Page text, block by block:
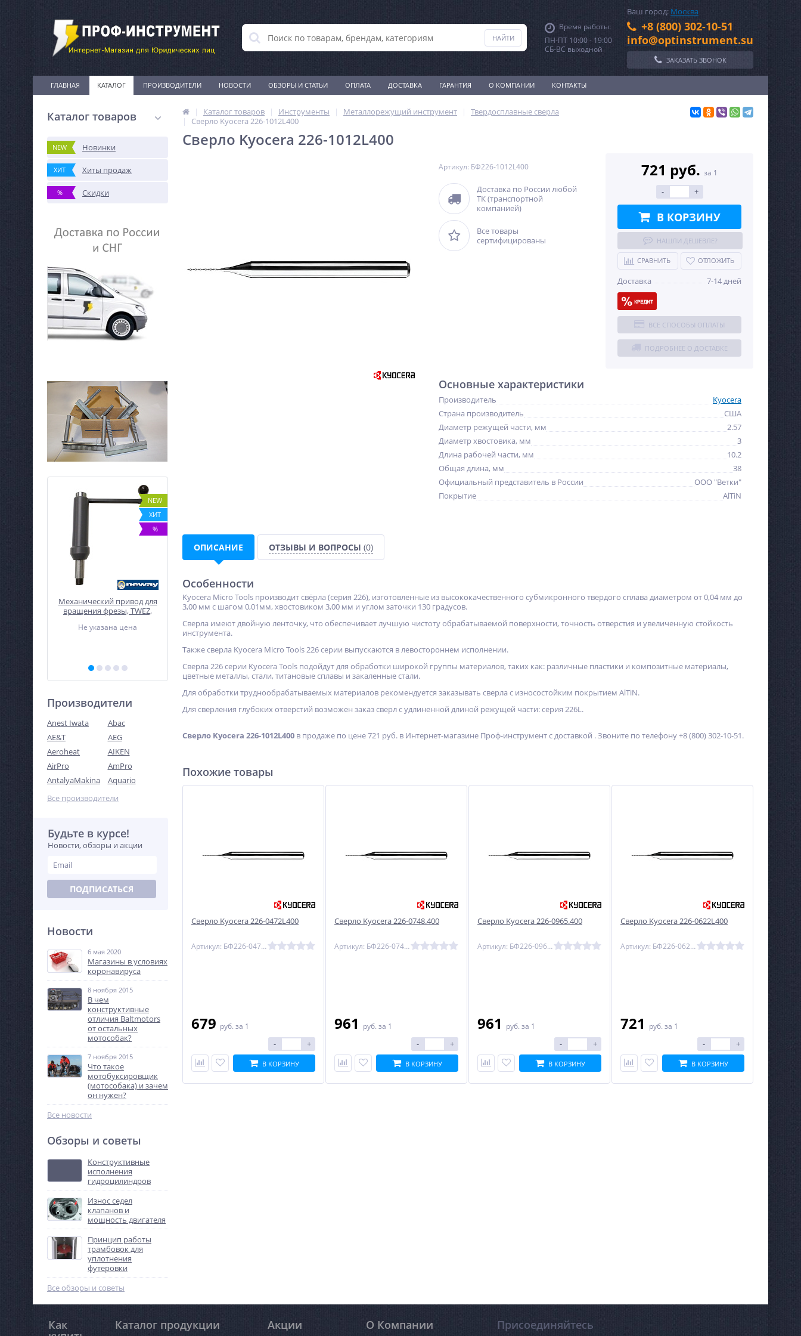
Время работы:
ПН-ПТ 10:00 - 19:00
СБ-ВС выходной
Ваш город: Москва
+8 (800) 302-10-51
info@optinstrument.su
ЗАКАЗАТЬ ЗВОНОК
ГЛАВНАЯ КАТАЛОГ ПРОИЗВОДИТЕЛИ НОВОСТИ ОБЗОРЫ И СТАТЬИ ОПЛАТА ДОСТАВКА ГАРАНТИЯ О КОМПАНИИ КОНТАКТЫ
Каталог товаров
NEW Новинки
ХИТ Хиты продаж
% Скидки
NEW
ХИТ
%
Механический привод для
вращения фрезы, TWEZ,
Не указана цена
Сварочный инвертор
Linkor ВД–170И
15 382
Фреза Neway CU129 - 15°
Не указана цена
NEW
Пистолет для вязки
арматуры NRT-40l
73 664
NEW
Прибор для проверки
Neway
Не указана цена
Механический привод для
Neway
Не указана цена
Производители
Anest Iwata
Abac
AE&T
AEG
Aeroheat
AIKEN
AirPro
AmPro
AntalyaMakina
Aquario
Все производители
Будьте в курсе!
Новости, обзоры и акции
ПОДПИСАТЬСЯ
Новости
6 мая 2020
Магазины в условиях
коронавируса
8 ноября 2015
В чем
конструктивные
отличия Baltmotors
от остальных
мотособак?
7 ноября 2015
Что такое
мотобуксировщик
(мотособака) и зачем
он нужен?
Все новости
Обзоры и советы
Конструктивные
исполнения
гидроцилиндров
Износ седел
клапанов и
мощность двигателя
Принцип работы
трамбовок для
уплотнения
футеровки
Все обзоры и советы
Каталог товаров Инструменты Металлорежущий инструмент
Твердосплавные сверла
Сверло Kyocera 226-1012L400
Сверло Kyocera 226-1012L400
Артикул: БФ226-1012L400
Доставка по России любой
ТК (транспортной
компанией)
Все товары
сертифицированы
721 руб. за 1
- +
В КОРЗИНУ
НАШЛИ ДЕШЕВЛЕ?
СРАВНИТЬ ОТЛОЖИТЬ
Доставка 7-14 дней
ВСЕ СПОСОБЫ ОПЛАТЫ
ПОДРОБНЕЕ О ДОСТАВКЕ
Основные характеристики
Производитель
Kyocera
Страна производитель
США
Диаметр режущей части, мм
2.57
Диаметр хвостовика, мм
3
Длина рабочей части, мм
10.2
Общая длина, мм
38
Официальный представитель в России
ООО "Ветки"
Покрытие
AlTiN
ОПИСАНИЕ ОТЗЫВЫ И ВОПРОСЫ (0)
Особенности
Kyocera Micro Tools производит свёрла (серия 226), изготовленные из высококачественного субмикронного твердого сплава диаметром от 0,04 мм до
3,00 мм с шагом 0,01мм, хвостовиком 3,00 мм и углом заточки 130 градусов.
Сверла имеют двойную ленточку, что обеспечивает лучшую чистоту обрабатываемой поверхности, точность отверстия и увеличенную стойкость
инструмента.
Также сверла Kyocera Micro Tools 226 серии выпускаются в левостороннем исполнении.
Сверла 226 серии Kyocera Tools подойдут для обработки широкой группы материалов, таких как: различные пластики и композитные материалы,
цветные металлы, стали, титановые сплавы и закаленные стали.
Для обработки труднообрабатываемых материалов рекомендуется заказывать сверла с износостойким покрытием AlTiN.
Для сверления глубоких отверстий возможен заказ сверл с удлиненной длиной режущей части: серия 226L.
Сверло Kyocera 226-1012L400 в продаже по цене 721 руб. в Интернет-магазине Проф-инструмент с доставкой . Звоните по телефону +8 (800) 302-10-51.
Похожие товары
Сверло Kyocera 226-0472L400
Артикул: БФ226-0472L400
679 руб. за 1
- +
В КОРЗИНУ
Сверло Kyocera 226-0748.400
Артикул: БФ226-0748.400
961 руб. за 1
- +
В КОРЗИНУ
Сверло Kyocera 226-0965.400
Артикул: БФ226-0965.400
961 руб. за 1
- +
В КОРЗИНУ
Сверло Kyocera 226-0622L400
Артикул: БФ226-0622L400
721 руб. за 1
- +
В КОРЗИНУ
Как Каталог продукции Акции О Компании Присоединяйтесь